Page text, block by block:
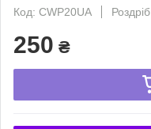
Код: CWP20UA
Роздріб
250 ₴